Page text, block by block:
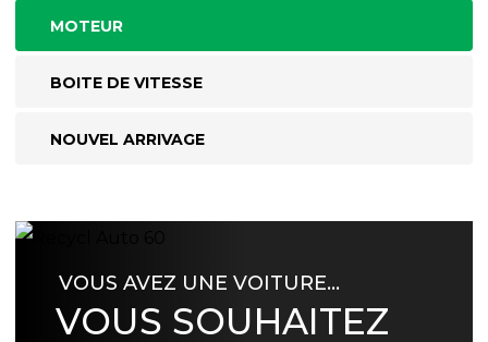
MOTEUR
BOITE DE VITESSE
NOUVEL ARRIVAGE
VOUS AVEZ UNE VOITURE…
VOUS SOUHAITEZ